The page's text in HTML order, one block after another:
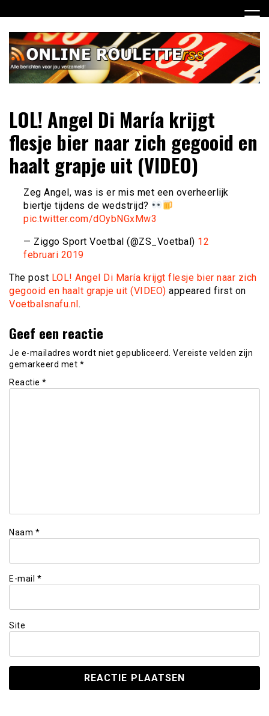
naar
inhoud
Online Roulette RSS
verzameld
LOL! Angel Di María krijgt
flesje bier naar zich gegooid en
haalt grapje uit (VIDEO)
Zeg Angel, was is er mis met een overheerlijk
biertje tijdens de wedstrijd?
pic.twitter.com/dOybNGxMw3
— Ziggo Sport Voetbal (@ZS_Voetbal) 12
februari 2019
The post LOL! Angel Di María krijgt flesje bier naar zich
gegooid en haalt grapje uit (VIDEO) appeared first on
Voetbalsnafu.nl.
Geef een reactie
Je e-mailadres wordt niet gepubliceerd. Vereiste velden zijn
gemarkeerd met *
Reactie *
Naam *
E-mail *
Site